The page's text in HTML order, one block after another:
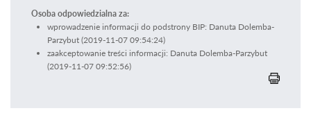
Osoba odpowiedzialna za:
wprowadzenie informacji do podstrony BIP: Danuta Dolemba-
Parzybut (2019-11-07 09:54:24)
zaakceptowanie treści informacji: Danuta Dolemba-Parzybut
(2019-11-07 09:52:56)